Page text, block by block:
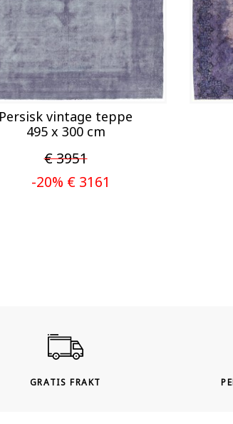
Persisk vintage teppe
495 x 300 cm
€ 3951
-20% € 3161
GRATIS FRAKT